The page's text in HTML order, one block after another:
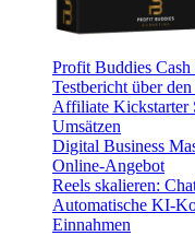
Profit Buddies
Testbericht über
Affiliate Kickstarter
Umsätzen
Digital Business
Online-Angebot
Reels skalieren:
Automatische
Einnahmen